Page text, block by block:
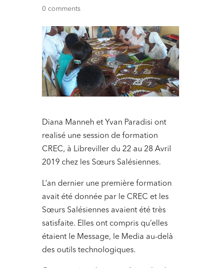
0 comments
Diana Manneh et Yvan Paradisi ont
realisé une session de formation
CREC, à Libreviller du 22 au 28 Avril
2019 chez les Sœurs Salésiennes.
L’an dernier une première formation
avait été donnée par le CREC et les
Sœurs Salésiennes avaient été très
satisfaite. Elles ont compris qu’elles
étaient le Message, le Media au-delà
des outils technologiques.